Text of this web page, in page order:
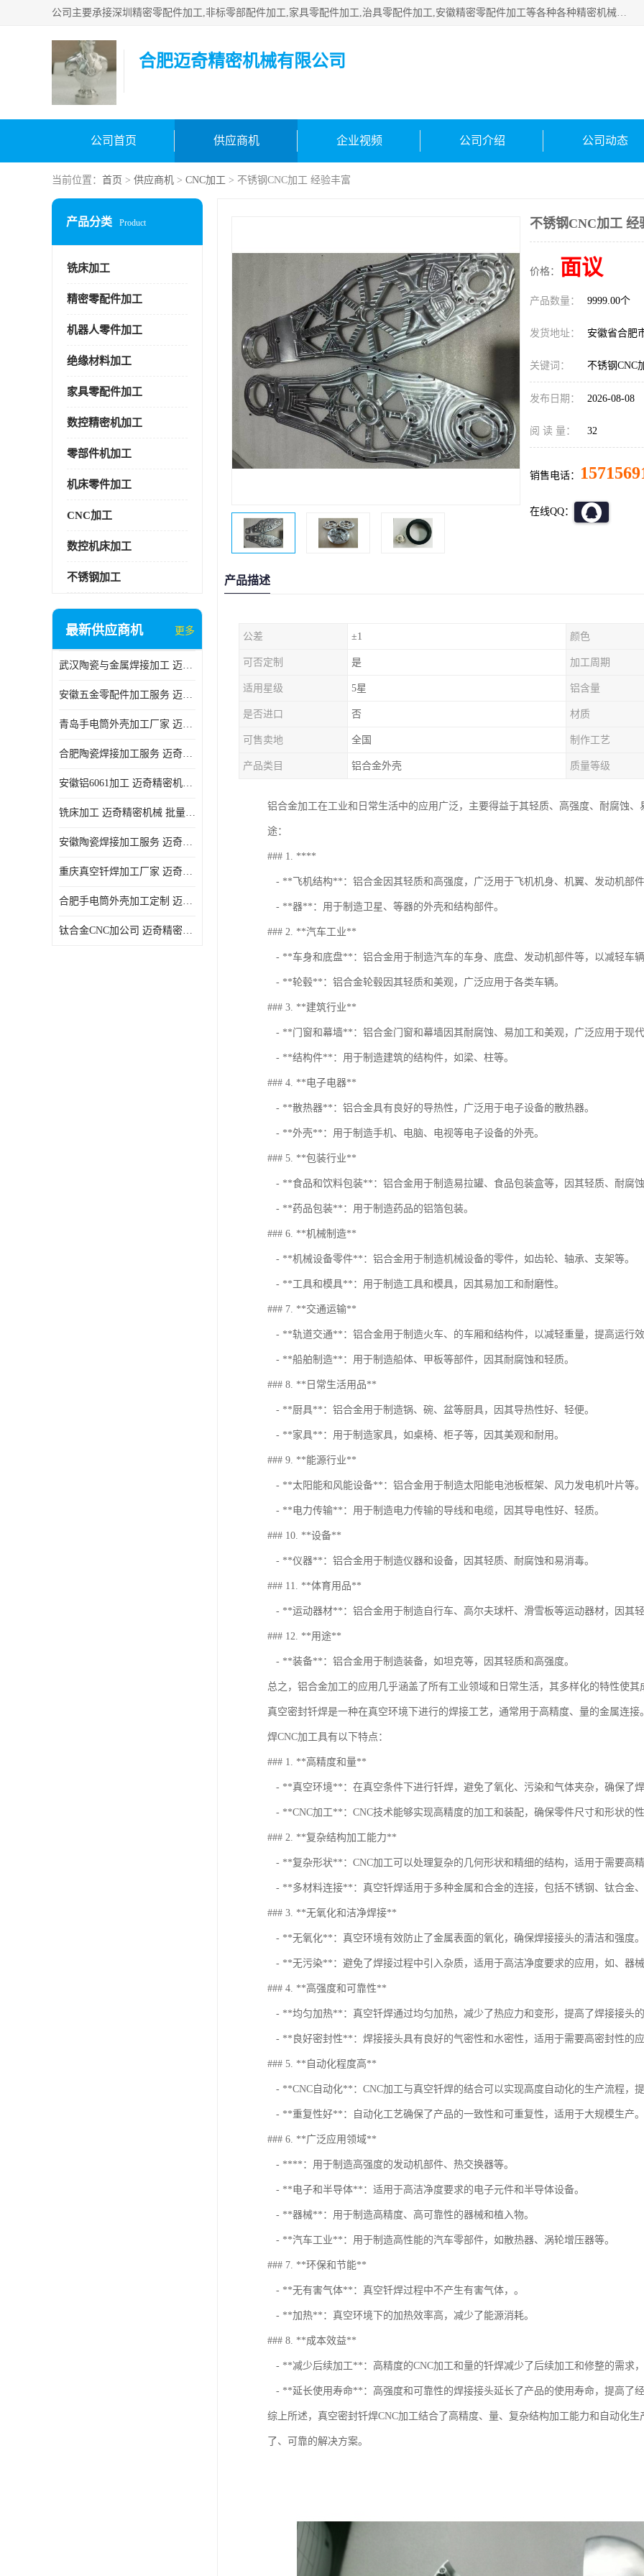
公司主要承接深圳精密零配件加工,非标零部配件加工,家具零配件加工,治具零配件加工,安徽精密零配件加工等各种各种精密机械加工，欢迎来来电咨询！
合肥迈奇精密机械有限公司
公司首页 供应商机 企业视频 公司介绍 公司动态
当前位置： 首页 > 供应商机 > CNC加工 > 不锈钢CNC加工 经验丰富
产品分类 Product
铣床加工
精密零配件加工
机器人零件加工
绝缘材料加工
家具零配件加工
数控精密机加工
零部件机加工
机床零件加工
CNC加工
数控机床加工
不锈钢加工
最新供应商机 更多
武汉陶瓷与金属焊接加工 迈奇精密机械 技术成熟
安徽五金零配件加工服务 迈奇精密机械 一站式服务
青岛手电筒外壳加工厂家 迈奇精密机械 技术成熟
合肥陶瓷焊接加工服务 迈奇精密机械 批量订单可免费打样
安徽铝6061加工 迈奇精密机械 经验丰富
铣床加工 迈奇精密机械 批量订单可免费打样
安徽陶瓷焊接加工服务 迈奇精密机械 一站式服务
重庆真空钎焊加工厂家 迈奇精密机械 技术成熟
合肥手电筒外壳加工定制 迈奇精密机械 批量订单可免费打样
钛合金CNC加公司 迈奇精密机械 批量订单可免费打样
不锈钢CNC加工 经
价格： 面议
产品数量： 9999.00个
发货地址： 安徽省合肥
关键词： 不锈钢CNC
发布日期： 2026-08-08
阅 读 量： 32
销售电话：
在线QQ：
产品描述
公差 ±1 颜色
可否定制 是 加工周期
适用星级 5星 铝含量
是否进口 否 材质
可售卖地 全国 制作工艺
产品类目 铝合金外壳 质量等级
铝合金加工在工业和日常生活中的应用广泛，主要得益于其轻质、高强度、耐腐蚀
途：
### 1. ****
- **飞机结构**：铝合金因其轻质和高强度，广泛用于飞机机身、机翼、发动机部件
- **器**：用于制造卫星、等器的外壳和结构部件。
### 2. **汽车工业**
- **车身和底盘**：铝合金用于制造汽车的车身、底盘、发动机部件等，以减轻车辆
- **轮毂**：铝合金轮毂因其轻质和美观，广泛应用于各类车辆。
### 3. **建筑行业**
- **门窗和幕墙**：铝合金门窗和幕墙因其耐腐蚀、易加工和美观，广泛应用于现代
- **结构件**：用于制造建筑的结构件，如梁、柱等。
### 4. **电子电器**
- **散热器**：铝合金具有良好的导热性，广泛用于电子设备的散热器。
- **外壳**：用于制造手机、电脑、电视等电子设备的外壳。
### 5. **包装行业**
- **食品和饮料包装**：铝合金用于制造易拉罐、食品包装盒等，因其轻质、耐腐蚀
- **药品包装**：用于制造药品的铝箔包装。
### 6. **机械制造**
- **机械设备零件**：铝合金用于制造机械设备的零件，如齿轮、轴承、支架等。
- **工具和模具**：用于制造工具和模具，因其易加工和耐磨性。
### 7. **交通运输**
- **轨道交通**：铝合金用于制造火车、的车厢和结构件，以减轻重量，提高运行效
- **船舶制造**：用于制造船体、甲板等部件，因其耐腐蚀和轻质。
### 8. **日常生活用品**
- **厨具**：铝合金用于制造锅、碗、盆等厨具，因其导热性好、轻便。
- **家具**：用于制造家具，如桌椅、柜子等，因其美观和耐用。
### 9. **能源行业**
- **太阳能和风能设备**：铝合金用于制造太阳能电池板框架、风力发电机叶片等。
- **电力传输**：用于制造电力传输的导线和电缆，因其导电性好、轻质。
### 10. **设备**
- **仪器**：铝合金用于制造仪器和设备，因其轻质、耐腐蚀和易消毒。
### 11. **体育用品**
- **运动器材**：铝合金用于制造自行车、高尔夫球杆、滑雪板等运动器材，因其轻
### 12. **用途**
- **装备**：铝合金用于制造装备，如坦克等，因其轻质和高强度。
总之，铝合金加工的应用几乎涵盖了所有工业领域和日常生活，其多样化的特性使其
真空密封钎焊是一种在真空环境下进行的焊接工艺，通常用于高精度、量的金属连
焊CNC加工具有以下特点：
### 1. **高精度和量**
- **真空环境**：在真空条件下进行钎焊，避免了氧化、污染和气体夹杂，确保了焊
- **CNC加工**：CNC技术能够实现高精度的加工和装配，确保零件尺寸和形状的性
### 2. **复杂结构加工能力**
- **复杂形状**：CNC加工可以处理复杂的几何形状和精细的结构，适用于需要高精
- **多材料连接**：真空钎焊适用于多种金属和合金的连接，包括不锈钢、钛合金
### 3. **无氧化和洁净焊接**
- **无氧化**：真空环境有效防止了金属表面的氧化，确保焊接接头的清洁和强度。
- **无污染**：避免了焊接过程中引入杂质，适用于高洁净度要求的应用，如、器械
### 4. **高强度和可靠性**
- **均匀加热**：真空钎焊通过均匀加热，减少了热应力和变形，提高了焊接接头的
- **良好密封性**：焊接接头具有良好的气密性和水密性，适用于需要高密封性的应
### 5. **自动化程度高**
- **CNC自动化**：CNC加工与真空钎焊的结合可以实现高度自动化的生产流程，提
- **重复性好**：自动化工艺确保了产品的一致性和可重复性，适用于大规模生产。
### 6. **广泛应用领域**
- ****：用于制造高强度的发动机部件、热交换器等。
- **电子和半导体**：适用于高洁净度要求的电子元件和半导体设备。
- **器械**：用于制造高精度、高可靠性的器械和植入物。
- **汽车工业**：用于制造高性能的汽车零部件，如散热器、涡轮增压器等。
### 7. **环保和节能**
- **无有害气体**：真空钎焊过程中不产生有害气体，。
- **加热**：真空环境下的加热效率高，减少了能源消耗。
### 8. **成本效益**
- **减少后续加工**：高精度的CNC加工和量的钎焊减少了后续加工和修整的需求，
- **延长使用寿命**：高强度和可靠性的焊接接头延长了产品的使用寿命，提高了经
综上所述，真空密封钎焊CNC加工结合了高精度、量、复杂结构加工能力和自动化
了、可靠的解决方案。